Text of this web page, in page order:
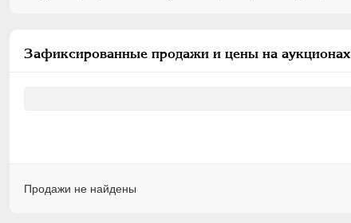
Зафиксированные продажи и цены на аукционах
Продажи не найдены